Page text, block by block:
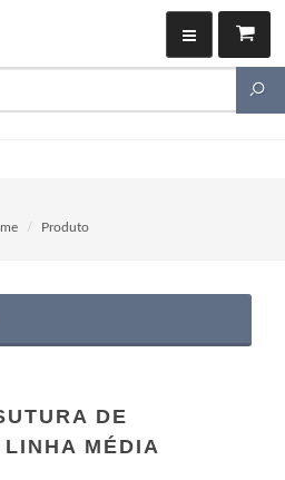
Produto
DE
MÉDIA